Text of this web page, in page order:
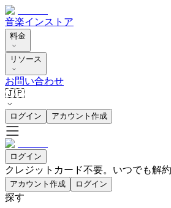
音楽インストア
料金
リソース
お問い合わせ
🇯🇵
ログイン アカウント作成
ログイン
クレジットカード不要。いつでも解約
アカウント作成 ログイン
探す